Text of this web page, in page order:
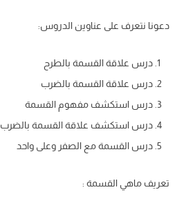
دعونا نتعرف على عناوين الدروس:
درس علاقة القسمة بالطرح
درس علاقة القسمة بالضرب
درس استكشف مفهوم القسمة
درس استكشف علاقة القسمة بالضرب
درس القسمة مع الصفر وعلى واحد
تعريف ماهي القسمة :